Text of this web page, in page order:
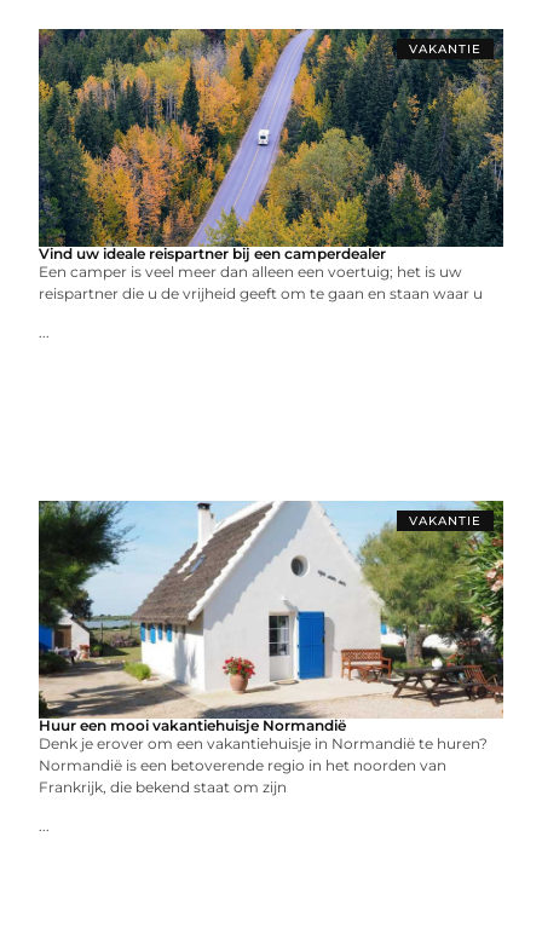
VAKANTIE
Vind uw ideale reispartner bij een camperdealer
Een camper is veel meer dan alleen een voertuig; het is uw
reispartner die u de vrijheid geeft om te gaan en staan waar u
...
VAKANTIE
Huur een mooi vakantiehuisje Normandië
Denk je erover om een vakantiehuisje in Normandië te huren?
Normandië is een betoverende regio in het noorden van
Frankrijk, die bekend staat om zijn
...